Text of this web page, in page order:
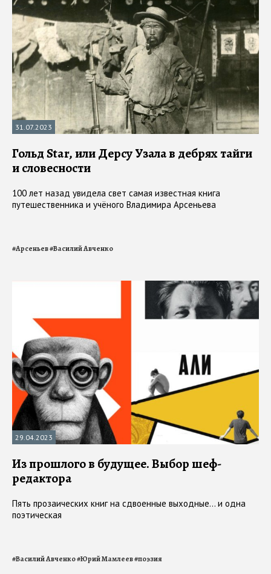
31.07.2023
Гольд Star, или Дерсу Узала в дебрях тайги
и словесности
100 лет назад увидела свет самая известная книга
путешественника и учёного Владимира Арсеньева
#Арсеньев#Василий Авченко
29.04.2023
Из прошлого в будущее. Выбор шеф-
редактора
Пять прозаических книг на сдвоенные выходные... и одна
поэтическая
#Василий Авченко#Юрий Мамлеев#поэзия